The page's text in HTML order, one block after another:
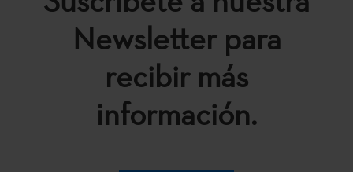
Newsletter para
recibir más
información.